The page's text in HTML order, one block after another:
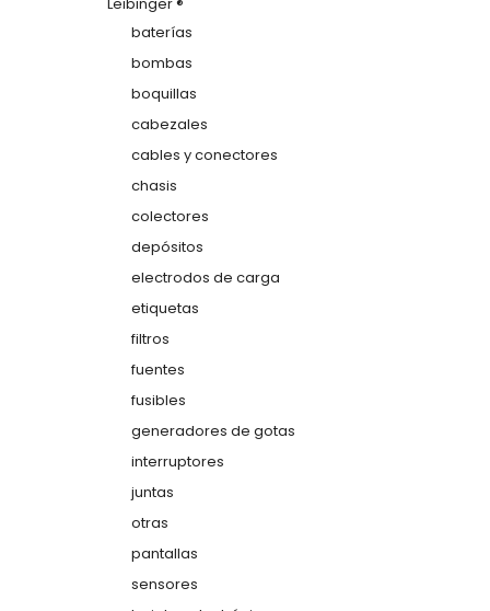
baterías
bombas
boquillas
cabezales
cables y conectores
chasis
colectores
depósitos
electrodos de carga
etiquetas
filtros
fuentes
fusibles
generadores de gotas
interruptores
juntas
otras
pantallas
sensores